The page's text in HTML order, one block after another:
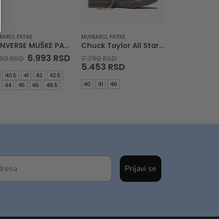
, PATIKE
CONVERSE MUŠKE PATIKE Pro Blaze Classic
RSD Original
was:
9.990 RSD.
6.993 RSD Current
price
6.993 RSD.
40.5 41 42
42.5
44 45 46 46.5
MUSKARCI, PATIKE
Chuck Taylor All Star Malden Street
7.790RSD
price
5.453 RSD
40 41 46
Prijavi se